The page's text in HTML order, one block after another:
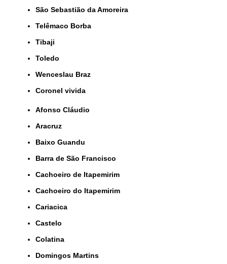
São Sebastião da Amoreira
Telêmaco Borba
Tibaji
Toledo
Wenceslau Braz
coronel vivida
Afonso Cláudio
Aracruz
Baixo Guandu
Barra de São Francisco
Cachoeiro de Itapemirim
Cachoeiro do Itapemirim
Cariacica
Castelo
Colatina
Domingos Martins